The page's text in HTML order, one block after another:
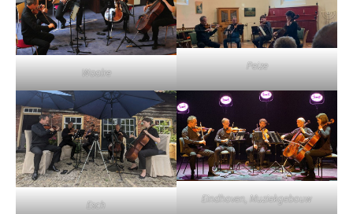
Waalre
Peize
Esch Eindhoven, Muziekgebouw